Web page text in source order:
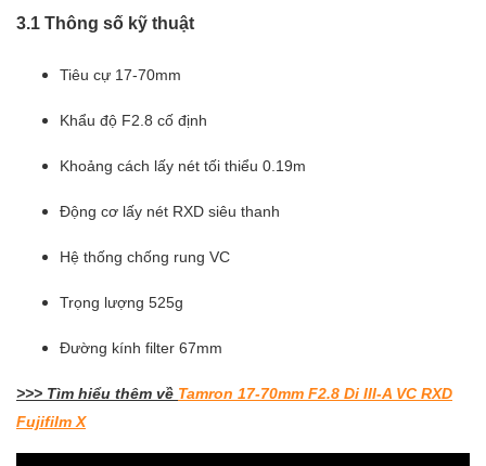
3.1 Thông số kỹ thuật
Tiêu cự 17-70mm
Khẩu độ F2.8 cố định
Khoảng cách lấy nét tối thiểu 0.19m
Động cơ lấy nét RXD siêu thanh
Hệ thống chống rung VC
Trọng lượng 525g
Đường kính filter 67mm
>>> Tìm hiểu thêm về Tamron 17-70mm F2.8 Di III-A VC RXD
Fujifilm X